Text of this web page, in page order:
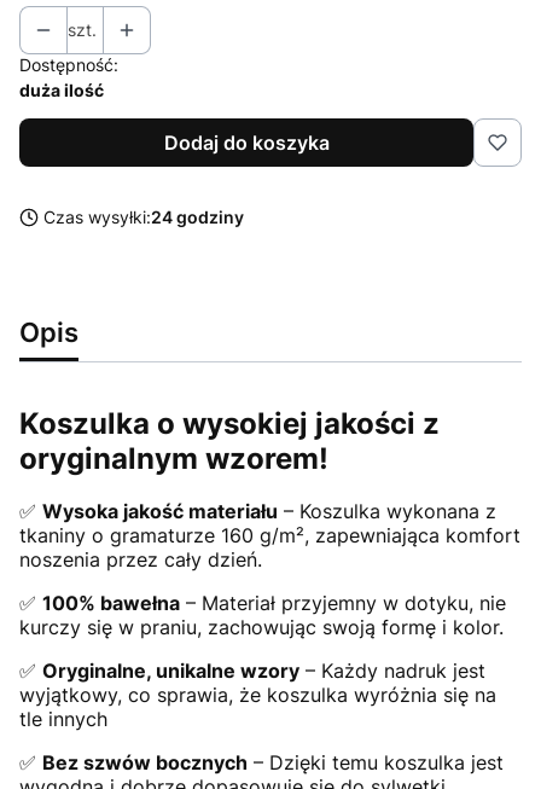
szt.
Dostępność:
duża ilość
Dodaj do koszyka
Czas wysyłki:24 godziny
Opis
Koszulka o wysokiej jakości z
oryginalnym wzorem!
✅ Wysoka jakość materiału – Koszulka wykonana z
tkaniny o gramaturze 160 g/m², zapewniająca komfort
noszenia przez cały dzień.
✅ 100% bawełna – Materiał przyjemny w dotyku, nie
kurczy się w praniu, zachowując swoją formę i kolor.
✅ Oryginalne, unikalne wzory – Każdy nadruk jest
wyjątkowy, co sprawia, że koszulka wyróżnia się na
tle innych
✅ Bez szwów bocznych – Dzięki temu koszulka jest